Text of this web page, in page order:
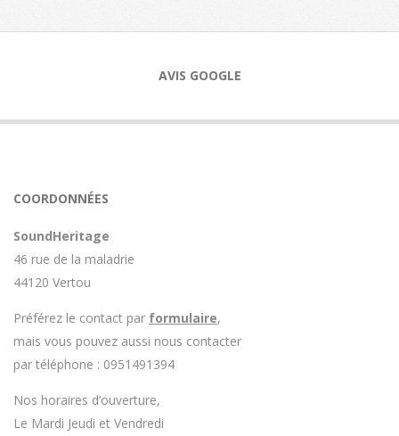
AVIS GOOGLE
COORDONNÉES
SoundHeritage
46 rue de la maladrie
44120 Vertou
Préférez le contact par formulaire,
mais vous pouvez aussi nous contacter
par téléphone : 0951491394
Nos horaires d’ouverture,
Le Mardi Jeudi et Vendredi